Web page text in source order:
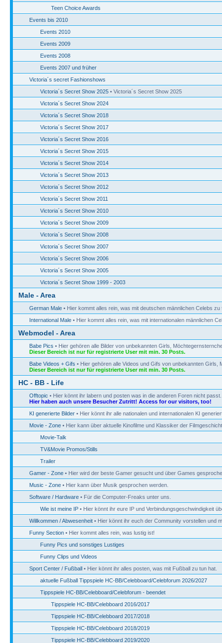
Teen Choice Awards
Events bis 2010
Events 2010
Events 2009
Events 2008
Events 2007 und früher
Victoria´s secret Fashionshows
Victoria´s Secret Show 2025 • Victoria´s Secret Show 2025
Victoria´s Secret Show 2024
Victoria´s Secret Show 2018
Victoria´s Secret Show 2017
Victoria´s Secret Show 2016
Victoria´s Secret Show 2015
Victoria´s Secret Show 2014
Victoria´s Secret Show 2013
Victoria´s Secret Show 2012
Victoria´s Secret Show 2011
Victoria´s Secret Show 2010
Victoria´s Secret Show 2009
Victoria´s Secret Show 2008
Victoria´s Secret Show 2007
Victoria´s Secret Show 2006
Victoria´s Secret Show 2005
Victoria´s Secret Show 1999 - 2003
Male - Area
German Male • Hier kommt alles rein, was mit deutschen männlichen Celebs zu
International Male • Hier kommt alles rein, was mit internationalen männlichen
Webmodel - Area
Babe Pics • Hier gehören alle Bilder von unbekannten Girls,
Dieser Bereich ist nur für registrierte User mit min. 30 Posts.
Babe Videos + Gifs • Hier gehören alle Videos und Gifs von unbekannten Girls,
Dieser Bereich ist nur für registrierte User mit min. 30 Posts.
HC - BB - Life
Offtopic • Hier könnt ihr labern und posten was in die anderen Foren nicht passt.
Hier haben auch unsere Besucher Zutritt! Access for our visitors, too!
KI generierte Bilder • Hier könnt ihr alle nationalen und internationalen KI
Movie - Zone • Hier kann über aktuelle Kinofilme und Klassiker der
Movie-Talk
TV&Movie Promos/Stills
Trailer
Gamer - Zone • Hier wird der beste Gamer gesucht und über Games
Music - Zone • Hier kann über Musik gesprochen werden.
Software / Hardware • Für die Computer-Freaks unter uns.
Wie ist meine IP • Hier könnt ihr eure IP und Verbindungsgeschwindigkeit
Willkommen / Abwesenheit • Hier könnt ihr euch der Community vorstellen und
Funny Section • Hier kommt alles rein, was lustig ist!
Funny Pics und sonstiges Lustiges
Funny Clips und Videos
Sport Center / Fußball • Hier könnt ihr alles posten, was mit Fußball zu tun hat.
aktuelle Fußball Tippspiele HC-BB/Celebboard/Celebforum 2026/2027
Tippspiele HC-BB/Celebboard/Celebforum - beendet
Tippspiele HC-BB/Celebboard 2016/2017
Tippspiele HC-BB/Celebboard 2017/2018
Tippspiele HC-BB/Celebboard 2018/2019
Tippspiele HC-BB/Celebboard 2019/2020